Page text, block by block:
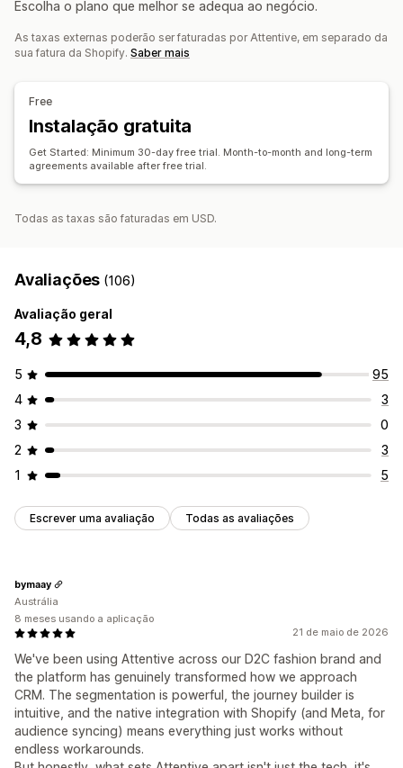
Geração por IA Lista de captura de e-mails
Segmentação
Automatização do fluxo de trabalho
Escolha o plano que melhor se adequa ao negócio.
As taxas externas poderão ser faturadas por Attentive, em separado da
sua fatura da Shopify. Saber mais
Free
Instalação gratuita
Get Started: Minimum 30-day free trial. Month-to-month and long-term
agreements available after free trial.
Todas as taxas são faturadas em USD.
Avaliações (106)
Avaliação geral
4,8
5
95
4
3
3
0
2
3
1
5
Escrever uma avaliação Todas as avaliações
21 de maio de 2026
We've been using Attentive across our D2C fashion brand and
the platform has genuinely transformed how we approach
CRM. The segmentation is powerful, the journey builder is
intuitive, and the native integration with Shopify (and Meta, for
audience syncing) means everything just works without
endless workarounds.
bymaay
Austrália
8 meses usando a aplicação